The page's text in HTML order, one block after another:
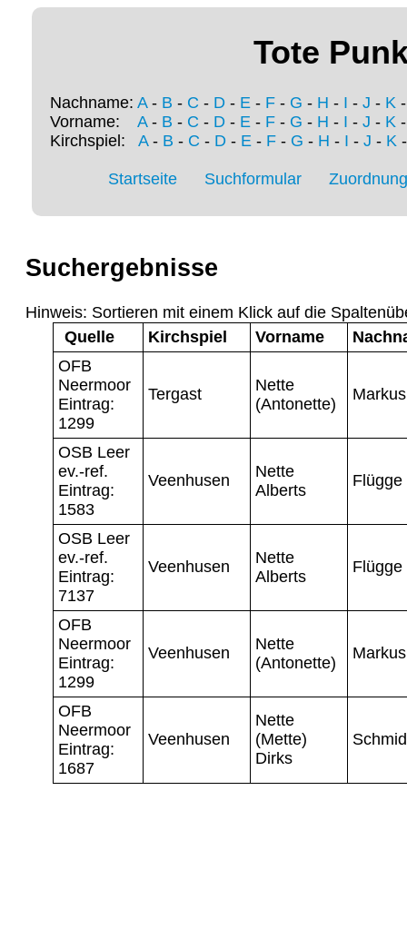
Tote
Nachname: A- B - C - D - E - F - G - H - I - J - K
Vorname: A- B - C - D - E - F - G - H - I - J - K
Kirchspiel: A- B - C - D- E- F- G - H - I - J - K
Startseite Suchformular
Suchergebnisse
Hinweis: Sortieren mit einem Klick auf die
Quelle
Kirchspiel Vorname
OFB
Neermoor
Eintrag:
1299
Tergast
Nette
(Antonette)
Markus
OSB Leer
ev.-ref.
Eintrag:
1583
Veenhusen
Nette
Alberts
Flügge
OSB Leer
ev.-ref.
Eintrag:
7137
Veenhusen
Nette
Alberts
Flügge
OFB
Neermoor
Eintrag:
1299
Veenhusen
Nette
(Antonette)
Markus
OFB
Neermoor
Eintrag:
1687
Veenhusen
Nette
(Mette)
Dirks